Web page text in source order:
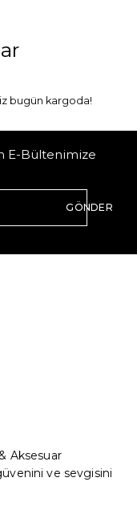
bugün kargoda!
E-Bültenimize
GÖNDER
Aksesuar
ve sevgisini